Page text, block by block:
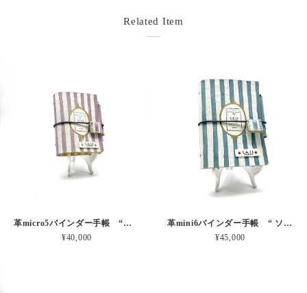
Related Item
革micro5バインダー手帳 “ブルーベリー・レモンシェイク 昼下がりのお茶会” 本革
¥40,000
革mini6バインダー手帳 “ ソーダ・セサミシェイク 昼下がりのお茶会” 本革
¥45,000